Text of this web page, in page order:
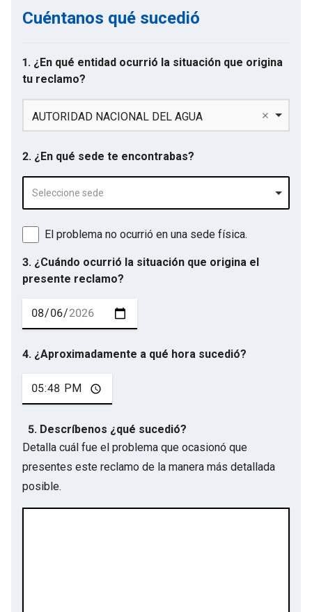
Cuéntanos qué sucedió
1. ¿En qué entidad ocurrió la situación que origina
tu reclamo?
AUTORIDAD NACIONAL DEL AGUA
2. ¿En qué sede te encontrabas?
Seleccione sede
El problema no ocurrió en una sede física.
3. ¿Cuándo ocurrió la situación que origina el
presente reclamo?
4. ¿Aproximadamente a qué hora sucedió?
5. Descríbenos ¿qué sucedió?
Detalla cuál fue el problema que ocasionó que
presentes este reclamo de la manera más detallada
posible.